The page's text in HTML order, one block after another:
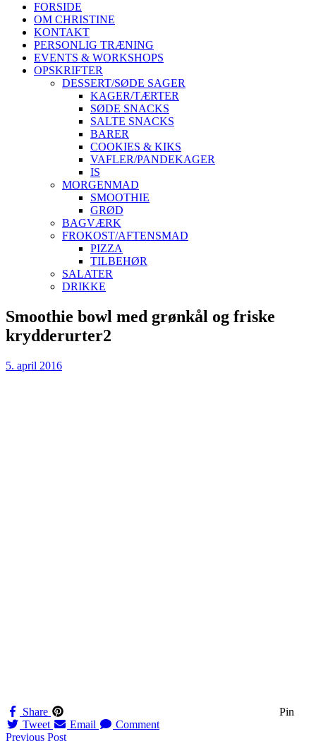
FORSIDE
OM CHRISTINE
KONTAKT
PERSONLIG TRÆNING
EVENTS & WORKSHOPS
OPSKRIFTER
DESSERT/SØDE SAGER
KAGER/TÆRTER
SØDE SNACKS
SALTE SNACKS
BARER
COOKIES & KIKS
VAFLER/PANDEKAGER
IS
MORGENMAD
SMOOTHIE
GRØD
BAGVÆRK
FROKOST/AFTENSMAD
PIZZA
TILBEHØR
SALATER
DRIKKE
Skip
to
content
Smoothie bowl med grønkål og friske
krydderurter2
5. april 2016
Share
Pin
Tweet
Email Comment
Previous Post